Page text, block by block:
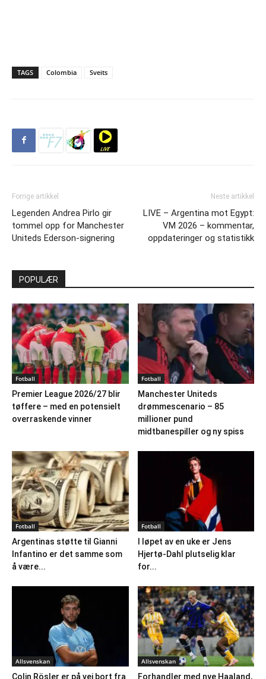
TAGS Colombia Sveits
Forrige artikkel
Legenden Andrea Pirlo gir
tommel opp for Manchester
Uniteds Ederson-signering
Neste artikkel
LIVE – Argentina mot Egypt:
VM 2026 – kommentar,
oppdateringer og statistikk
POPULÆR
Fotball
Premier League 2026/27 blir
tøffere – med en potensielt
overraskende vinner
Fotball
Manchester Uniteds
drømmescenario – 85
millioner pund
midtbanespiller og ny spiss
Fotball
Argentinas støtte til Gianni
Infantino er det samme som
å være...
Fotball
I løpet av en uke er Jens
Hjertø-Dahl plutselig klar
for...
Allsvenskan
Colin Rösler er på vei bort fra
Allsvenskan
Forhandler med nye Haaland,